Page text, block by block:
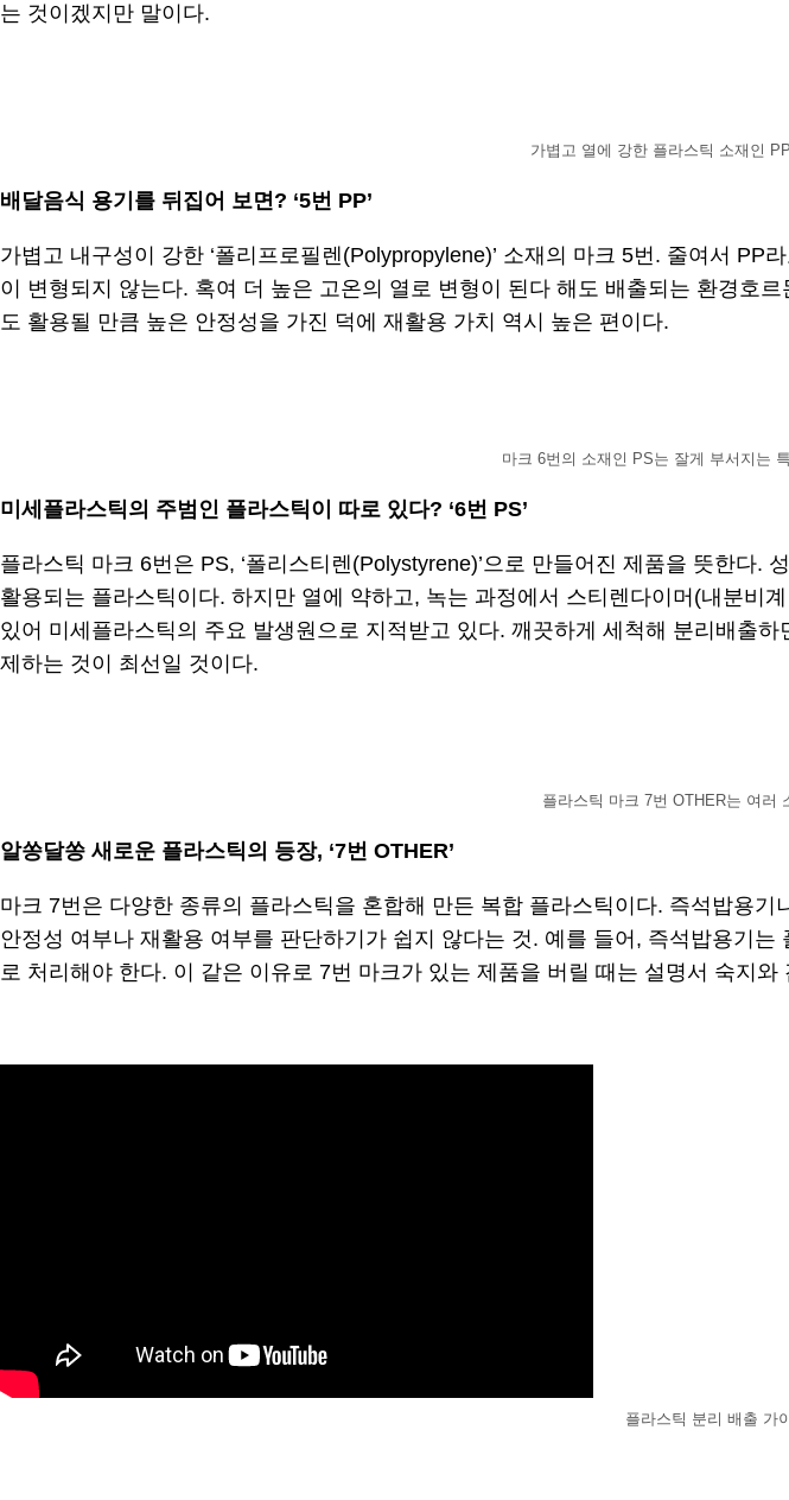
는 것이겠지만 말이다.
가볍고 열에 강한 플라스틱 소재인
배달음식 용기를 뒤집어 보면? ‘5번 PP’
가볍고 내구성이 강한 ‘폴리프로필렌(Polypropylene)’ 소재의 마크 5번. 줄여서
이 변형되지 않는다. 혹여 더 높은 고온의 열로 변형이 된다 해도 배출되는 환경호
도 활용될 만큼 높은 안정성을 가진 덕에 재활용 가치 역시 높은 편이다.
마크 6번의 소재인 PS는 잘게 부서지는
미세플라스틱의 주범인 플라스틱이 따로 있다? ‘6번 PS’
플라스틱 마크 6번은 PS, ‘폴리스티렌(Polystyrene)’으로 만들어진 제품을 뜻한다
활용되는 플라스틱이다. 하지만 열에 약하고, 녹는 과정에서 스티렌다이머(내분비
있어 미세플라스틱의 주요 발생원으로 지적받고 있다. 깨끗하게 세척해 분리배출
제하는 것이 최선일 것이다.
플라스틱 마크 7번 OTHER는 여러
알쏭달쏭 새로운 플라스틱의 등장, ‘7번 OTHER’
마크 7번은 다양한 종류의 플라스틱을 혼합해 만든 복합 플라스틱이다. 즉석밥용
안정성 여부나 재활용 여부를 판단하기가 쉽지 않다는 것. 예를 들어, 즉석밥용기
로 처리해야 한다. 이 같은 이유로 7번 마크가 있는 제품을 버릴 때는 설명서 숙지와
플라스틱 분리 배출 가